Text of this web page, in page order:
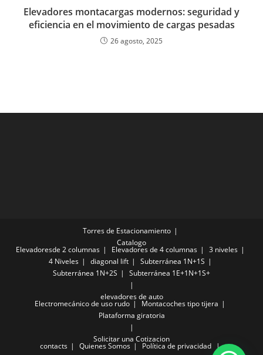
Elevadores montacargas modernos: seguridad y
eficiencia en el movimiento de cargas pesadas
26 agosto, 2025
Torres de Estacionamiento
Catalogo
Elevadoresde 2 columnas Elevadores de 4 columnas
3 niveles
4 Niveles
diagonal lift
Subterránea 1N+1S
Subterránea 1N+2S
Subterránea 1E+1N+1S+
elevadores de auto
Electromecánico de uso rudo
Montacoches tipo tijera
Plataforma giratoria
Solicitar una Cotizacion
contacts Quienes Somos Política de privacidad